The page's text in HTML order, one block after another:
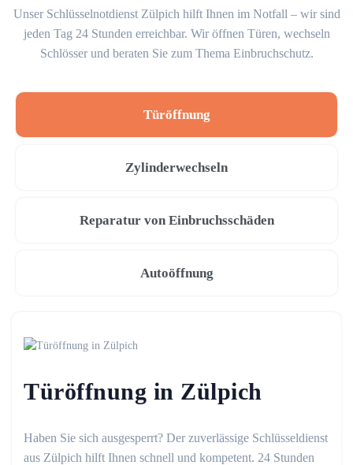
Unser Schlüsselnotdienst Zülpich hilft Ihnen im Notfall – wir sind
jeden Tag 24 Stunden erreichbar. Wir öffnen Türen, wechseln
Schlösser und beraten Sie zum Thema Einbruchschutz.
Türöffnung
Zylinderwechseln
Reparatur von Einbruchsschäden
Autoöffnung
Türöffnung in Zülpich
Haben Sie sich ausgesperrt? Der zuverlässige Schlüsseldienst
aus Zülpich hilft Ihnen schnell und kompetent. 24 Stunden